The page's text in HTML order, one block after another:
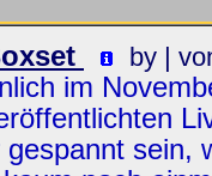
by |
im
gespannt sein,